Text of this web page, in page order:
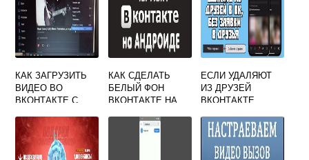
КАК ЗАГРУЗИТЬ
ВИДЕО ВО
ВКОНТАКТЕ С
КОМПЬЮТЕРА
КАК СДЕЛАТЬ
БЕЛЫЙ ФОН
ВКОНТАКТЕ НА
ЕСЛИ УДАЛЯЮТ
ИЗ ДРУЗЕЙ
ВКОНТАКТЕ